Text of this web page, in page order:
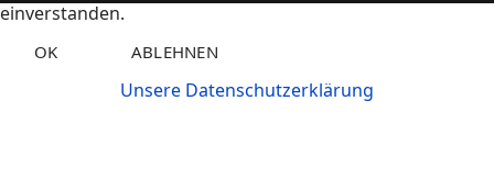
einverstanden.
OK ABLEHNEN
Unsere Datenschutzerklärung